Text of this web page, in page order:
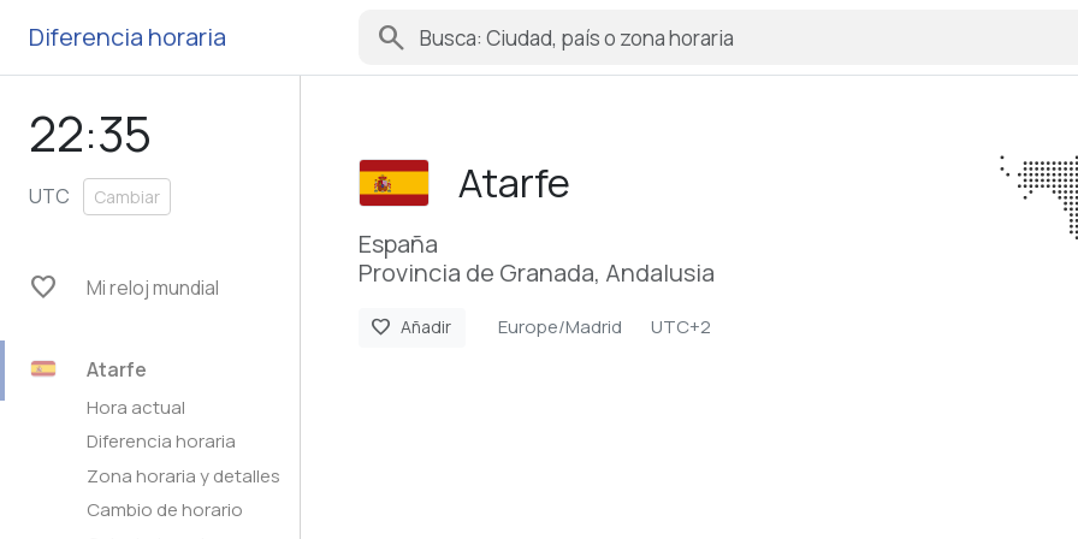
Diferencia horaria search
22:35
UTC Cambiar
favorite Mi reloj mundial
Atarfe
Hora actual
Diferencia horaria
Zona horaria y detalles
Cambio de horario
Atarfe
España
Provincia de Granada, Andalusia
favorite Añadir Europe/Madrid UTC+2